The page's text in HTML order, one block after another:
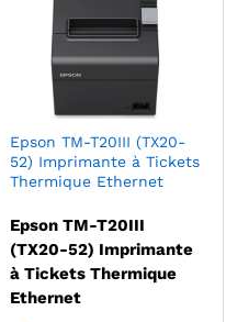
Epson TM-T20III (TX20-
52) Imprimante à Tickets
Thermique Ethernet
Epson TM-T20III
(TX20-52) Imprimante
à Tickets Thermique
Ethernet